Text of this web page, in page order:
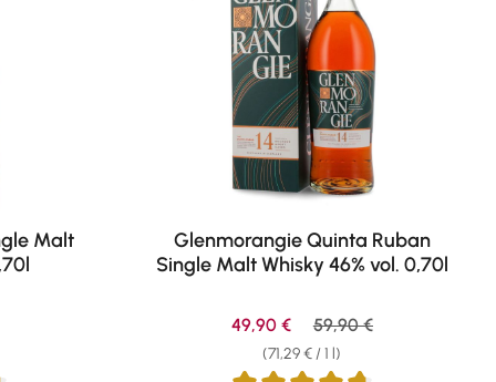
Malt
Glenmorangie Quinta Ruban
Single Malt Whisky 46% vol. 0,70l
(71,29 € / 1 l)
Sale price:
49,90 € Regular price:
59,90 €